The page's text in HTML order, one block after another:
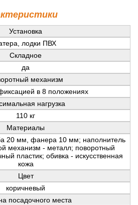
Установка
лодки ПВХ
Складное
да
механизм
в 8 положениях
нагрузка
110 кг
Материалы
20 мм, фанера 10 мм; наполнитель
механизм - металл; поворотный
пластик; обивка - искусственная
кожа
Цвет
коричневый
посадочного места